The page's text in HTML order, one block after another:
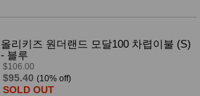
올리키즈 원더랜드 모달100 차렵이불 (S)
- 블루
$106.00
$95.40 (10% off)
SOLD OUT